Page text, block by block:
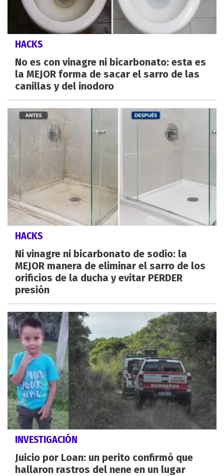
HACKS
No es con vinagre ni bicarbonato: esta es
la MEJOR forma de sacar el sarro de las
canillas y del inodoro
HACKS
Ni vinagre ni bicarbonato de sodio: la
MEJOR manera de eliminar el sarro de los
orificios de la ducha y evitar PERDER
presión
INVESTIGACIÓN
Juicio por Loan: un perito confirmó que
hallaron rastros del nene en un lugar